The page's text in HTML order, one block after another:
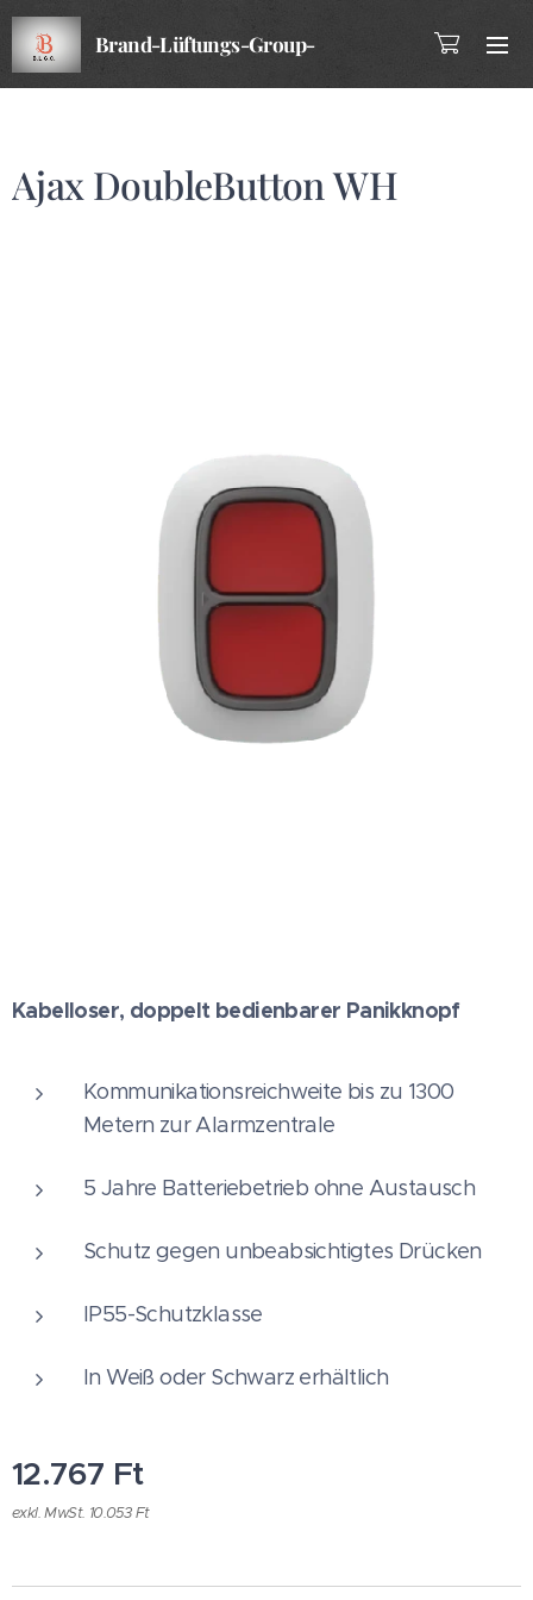
Brand-Lüftungs-Group-
Ajax DoubleButton WH
Kabelloser, doppelt bedienbarer Panikknopf
Kommunikationsreichweite bis zu 1300
Metern zur Alarmzentrale
5 Jahre Batteriebetrieb ohne Austausch
Schutz gegen unbeabsichtigtes Drücken
IP55-Schutzklasse
In Weiß oder Schwarz erhältlich
12.767 Ft
exkl. MwSt. 10.053 Ft